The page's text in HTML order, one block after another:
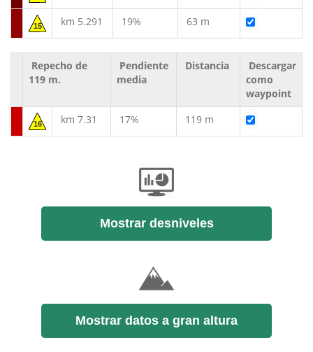
15 km 5.291 19% 63 m
Repecho de
119 m.
Pendiente
media
Distancia
Descargar
como
waypoint
16 km 7.31 17% 119 m
Mostrar desniveles
Mostrar datos a gran altura